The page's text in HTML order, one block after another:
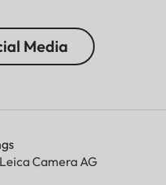
Media
Camera AG